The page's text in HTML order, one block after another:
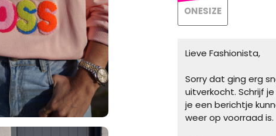
ONESIZE
Lieve Fashionista,
Sorry dat ging erg
uitverkocht. Schrijf
je een berichtje
weer op voorraad is.